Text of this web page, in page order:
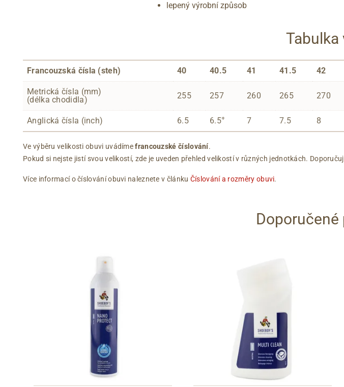
lepený výrobní způsob
Francouzská čísla (steh) 40 40.5 41 41.5 42
Metrická čísla (mm)
(délka chodidla)
255 257 260 265 270
Anglická čísla (inch) 6.5 6.5+ 7 7.5 8
Ve výběru velikosti obuvi uvádímefrancouzské číslování.
Pokud si nejste jistí svou velikostí, zde je uveden přehled velikostí v různých jednotkách.
Více informací o číslování obuvi naleznete v článku Číslování a rozměry obuvi.